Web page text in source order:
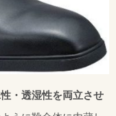
・透湿性を両立させ